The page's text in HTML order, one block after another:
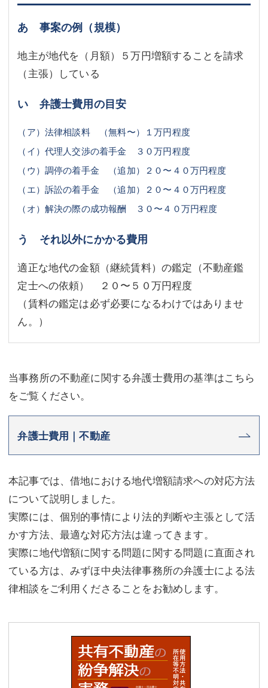
あ 事案の例（規模）
地主が地代を（月額）５万円増額することを請求
（主張）している
い 弁護士費用の目安
（ア）法律相談料 （無料〜）１万円程度
（イ）代理人交渉の着手金 ３０万円程度
（ウ）調停の着手金 （追加）２０〜４０万円程度
（エ）訴訟の着手金 （追加）２０〜４０万円程度
（オ）解決の際の成功報酬 ３０〜４０万円程度
う それ以外にかかる費用
適正な地代の金額（継続賃料）の鑑定（不動産鑑
定士への依頼） ２０〜５０万円程度
（賃料の鑑定は必ず必要になるわけではありませ
ん。）
当事務所の不動産に関する弁護士費用の基準はこちら
をご覧ください。
弁護士費用｜不動産
本記事では、借地における地代増額請求への対応方法
について説明しました。
実際には、個別的事情により法的判断や主張として活
かす方法、最適な対応方法は違ってきます。
実際に地代増額に関する問題に関する問題に直面され
ている方は、みずほ中央法律事務所の弁護士による法
律相談をご利用くださることをお勧めします。